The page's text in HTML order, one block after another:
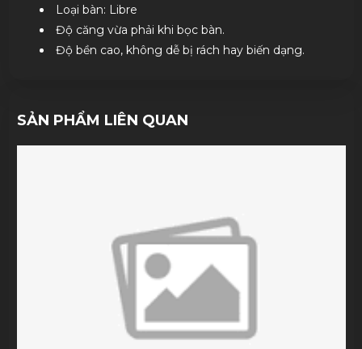
Loại bàn: Libre
Độ căng vừa phải khi bọc bàn.
Độ bền cao, không dễ bị rách hay biến dạng.
SẢN PHẨM LIÊN QUAN